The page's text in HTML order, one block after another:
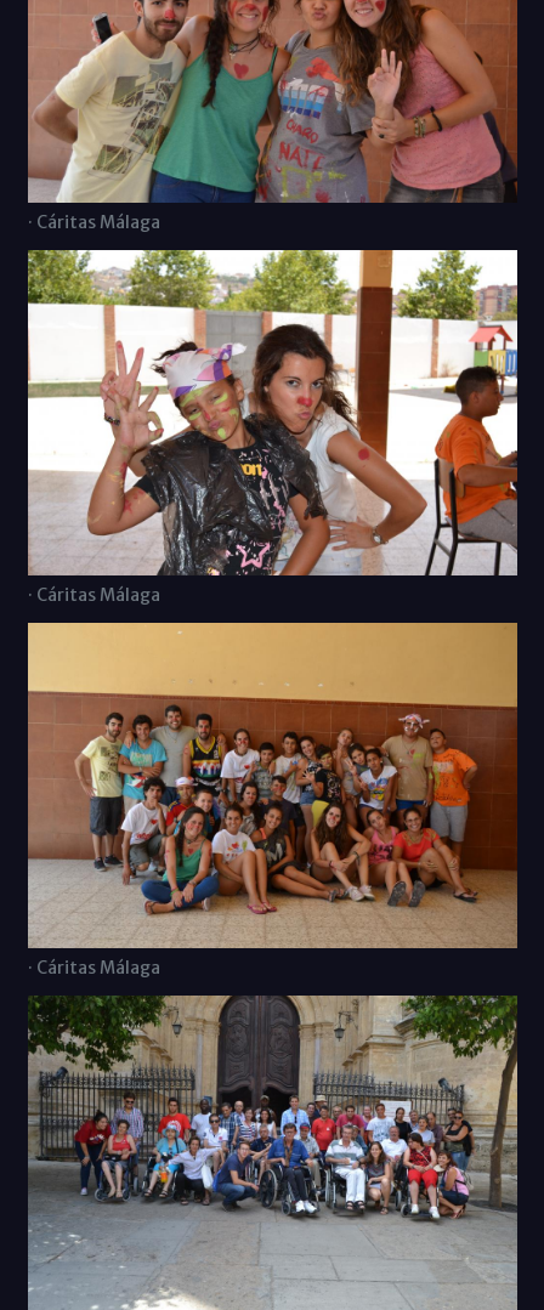
· Cáritas Málaga
· Cáritas Málaga
· Cáritas Málaga